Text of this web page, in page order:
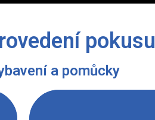
pokusu
a pomůcky